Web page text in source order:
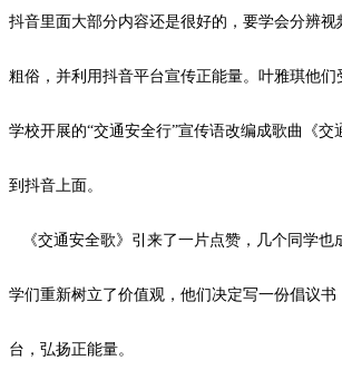
抖音里面大部分内容还是很好的，要学会分辨视
粗俗，并利用抖音平台宣传正能量。叶雅琪他
学校开展的“交通安全行”宣传语改编成歌曲《交
到抖音上面。
《交通安全歌》引来了一片点赞，几个同学也
学们重新树立了价值观，他们决定写一份倡议
台，弘扬正能量。